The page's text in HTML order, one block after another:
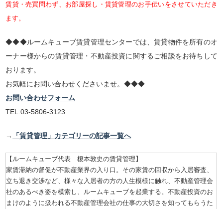
賃貸・売買問わず、お部屋探し・賃貸管理のお手伝いをさせていただき
ます。
◆◆◆ルームキューブ賃貸管理センターでは、賃貸物件を所有のオ
ーナー様からの賃貸管理・不動産投資に関するご相談をお待ちして
おります。
お気軽にお問い合わせくださいませ。◆◆◆
お問い合わせフォーム
TEL:03-5806-3123
→ 「賃貸管理」カテゴリーの記事一覧へ
【ルームキューブ代表 榎本敦史の賃貸管理】
家賃滞納の督促が不動産業界の入り口。その家賃の回収から入居審査、
立ち退き交渉など、様々な入居者の方の人生模様に触れ、不動産管理会
社のあるべき姿を模索し、ルームキューブを起業する。不動産投資のお
まけのように扱われる不動産管理会社の仕事の大切さを知ってもらうた